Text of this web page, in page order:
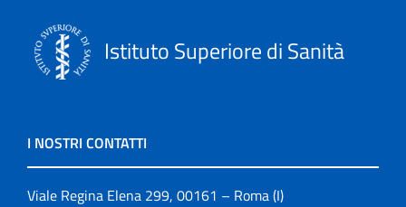
Istituto Superiore di Sanità
I NOSTRI CONTATTI
Viale Regina Elena 299, 00161 – Roma (I)